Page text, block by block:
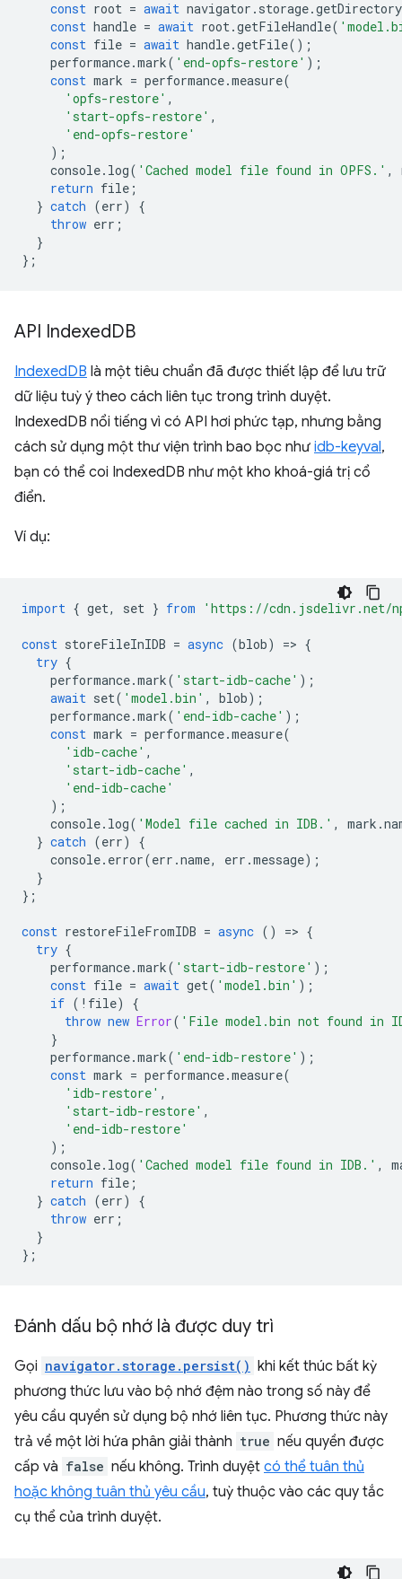
const root = await navigator . storage.getDirectory
const handle = await root.getFileHandle(
const file = await handle.getFile();
performance.mark( 'end-opfs-restore' );
const mark = performance.measure(
'opfs-restore' ,
'start-opfs-restore' ,
'end-opfs-restore'
);
console. log( 'Cached model file found in OPFS.' ,
return file ;
} catch (err)
{
throw err ;
}
};
API IndexedDB
IndexedDB là một tiêu chuẩn đã được thiết lập để lưu trữ
dữ liệu tuỳ ý theo cách liên tục trong trình duyệt.
IndexedDB nổi tiếng vì có API hơi phức tạp, nhưng bằng
cách sử dụng một thư viện trình bao bọc như idb-keyval,
bạn có thể coi IndexedDB như một kho khoá-giá trị cổ
điển.
Ví dụ:
import { get, set } from 'https://cdn.jsdelivr.net/
const storeFileInIDB = async (blob) => {
try {
performance.mark( 'start-idb-cache' );
await set( 'model.bin' , blob);
performance.mark( 'end-idb-cache' );
const mark = performance.measure(
'idb-cache' ,
'start-idb-cache' ,
'end-idb-cache'
);
console. log( 'Model file cached in IDB.' , mark .
} catch (err)
{
console. error(err .name, err .message);
}
};
const restoreFileFromIDB = async () => {
try {
performance.mark( 'start-idb-restore' );
const file = await get( 'model.bin' );
if ( ! file)
{
throw new Error( 'File model.bin not found in
}
performance.mark( 'end-idb-restore' );
const mark = performance.measure(
'idb-restore' ,
'start-idb-restore' ,
'end-idb-restore'
);
console. log( 'Cached model file found in IDB.' ,
return file ;
} catch (err)
{
throw err ;
}
};
Đánh dấu bộ nhớ là được duy trì
Gọi navigator.storage.persist() khi kết thúc bất kỳ
phương thức lưu vào bộ nhớ đệm nào trong số này để
yêu cầu quyền sử dụng bộ nhớ liên tục. Phương thức này
trả về một lời hứa phân giải thành true nếu quyền được
cấp và false nếu không. Trình duyệt có thể tuân thủ
hoặc không tuân thủ yêu cầu, tuỳ thuộc vào các quy tắc
cụ thể của trình duyệt.